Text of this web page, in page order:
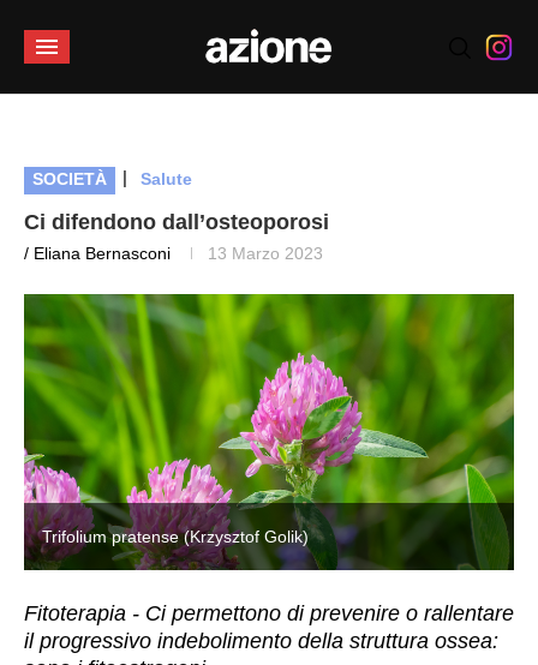
SOCIETÀ | Salute
Ci difendono dall’osteoporosi
/ Eliana Bernasconi 13 Marzo 2023
Trifolium pratense (Krzysztof Golik)
Fitoterapia - Ci permettono di prevenire o rallentare
il progressivo indebolimento della struttura ossea: